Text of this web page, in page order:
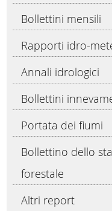
Bollettini mensili
Rapporti idro-
Annali idrologici
Bollettini
Portata dei fiumi
Bollettino dello
forestale
Altri report